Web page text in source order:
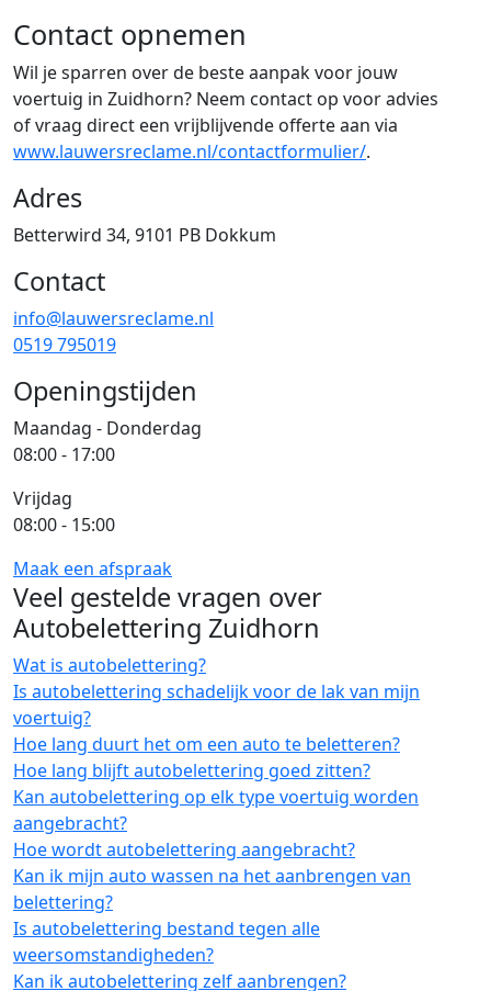
Contact opnemen
Wil je sparren over de beste aanpak voor jouw
voertuig in Zuidhorn? Neem contact op voor advies
of vraag direct een vrijblijvende offerte aan via
www.lauwersreclame.nl/contactformulier/.
Adres
Betterwird 34, 9101 PB Dokkum
Contact
info@lauwersreclame.nl
0519 795019
Openingstijden
Maandag - Donderdag
08:00 - 17:00
Vrijdag
08:00 - 15:00
Maak een afspraak
Veel gestelde vragen over
Autobelettering Zuidhorn
Wat is autobelettering?
Is autobelettering schadelijk voor de lak van mijn
voertuig?
Hoe lang duurt het om een auto te beletteren?
Hoe lang blijft autobelettering goed zitten?
Kan autobelettering op elk type voertuig worden
aangebracht?
Hoe wordt autobelettering aangebracht?
Kan ik mijn auto wassen na het aanbrengen van
belettering?
Is autobelettering bestand tegen alle
weersomstandigheden?
Kan ik autobelettering zelf aanbrengen?